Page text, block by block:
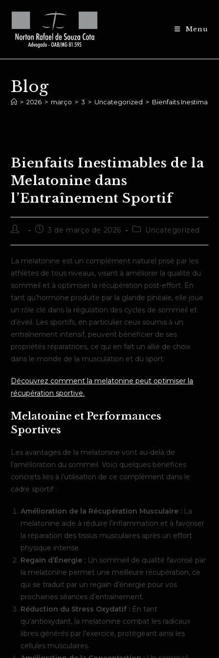
conteúdo
Menu
Blog
> 2026 > março > 3 > Uncategorized > Bienfaits
Bienfaits Inestimables de la
Melatonine dans
l’Entraînement Sportif
Autor
post:
Post3 de março de 2026
Categoria
post:
Uncategorized
La melatonine est un complément naturel prisé par les
athlètes de tous niveaux, visant à améliorer la qualité du
sommeil et à optimiser la récupération post-effort. En
tant qu’hormone produite par la glande pinéale, elle joue
un rôle clé dans la régulation des cycles de sommeil et
d’éveil. Les sportifs, en particulier ceux soumis à un
entraînement intensif, peuvent bénéficier de ses
propriétés réparatrices, ce qui en fait un allié de choix
dans le monde de la musculation et du sport.
Découvrez comment la melatonine peut optimiser la
récupération sportive.
Melatonine et Performances
Sportives
Les avantages de la melatonine vont au-delà de
l’amélioration du sommeil. Voici quelques bénéfices
concrets liés à l’utilisation de ce complément dans le
cadre sportif :
Amélioration de la Récupération Musculaire : La
melatonine aide à réduire l’inflammation et à favoriser
la réparation des tissus musculaires après un effort
physique intense.
Regain d’Énergie : Un sommeil de qualité favorisé par
la melatonine permet une meilleure récupération, ce
qui se traduit par un regain d’énergie pour vos
prochaines séances d’entraînement.
Réduction du Stress Oxydatif : En tant
qu’antioxydant, la melatonine combat les radicaux
libres générés par l’exercice, protégeant ainsi les
cellules musculaires.